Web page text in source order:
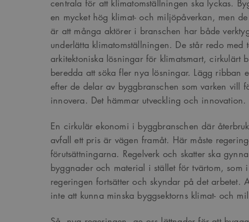
centrala för att klimatomställningen ska lyckas.
en mycket hög klimat- och miljöpåverkan, men
är att många aktörer i branschen har både
underlätta klimatomställningen. De står redo med
arkitektoniska lösningar för klimatsmart, cirkulärt
beredda att söka fler nya lösningar. Lägg ribban
efter de delar av byggbranschen som varken vill
innovera. Det hämmar utveckling och innovation.
En cirkulär ekonomi i byggbranschen där
avfall ett pris är vägen framåt. Här måste
förutsättningarna. Regelverk och skatter ska
byggnader och material i stället för tvärtom, som
regeringen fortsätter och skyndar på det arbetet.
inte att kunna minska byggsektorns klimat- och
_cs_s